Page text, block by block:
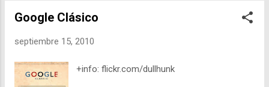
Google Clásico
septiembre 15, 2010
+info: flickr.com/dullhunk